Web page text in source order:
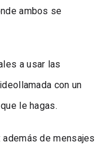
ambos se
a usar las
con un
le hagas.
además de mensajes